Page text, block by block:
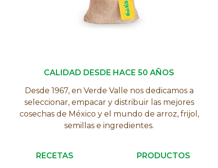
CALIDAD DESDE HACE 50 AÑOS
Desde 1967, en Verde Valle nos dedicamos a
seleccionar, empacar y distribuir las mejores
cosechas de México y el mundo de arroz, frijol,
semillas e ingredientes.
RECETAS
PRODUCTOS